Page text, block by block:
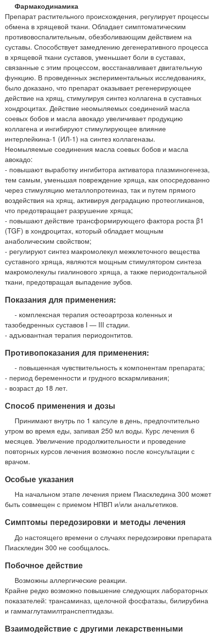
Фармакодинамика
Препарат растительного происхождения, регулирует процессы
обмена в хрящевой ткани. Обладает симптоматическим
противовоспалительным, обезболивающим действием на
суставы. Способствует замедлению дегенеративного процесса
в хрящевой ткани суставов, уменьшает боли в суставах,
связанные с этим процессом, восстанавливает двигательную
функцию. В проведенных экспериментальных исследованиях,
было доказано, что препарат оказывает регенерирующее
действие на хрящ, стимулируя синтез коллагена в суставных
хондроцитах. Действие неомыляемых соединений масла
соевых бобов и масла авокадо увеличивает продукцию
коллагена и ингибируют стимулирующее влияние
интерлейкина-1 (ИЛ-1) на синтез коллагеназы.
Неомыляемые соединения масла соевых бобов и масла
авокадо:
- повышают выработку ингибитора активатора плазминогенеза,
тем самым, уменьшая повреждение хряща, как опосредованно
через стимуляцию металлопротеиназ, так и путем прямого
воздействия на хрящ, активируя деградацию протеогликанов,
что предотвращает разрушение хряща;
- повышают действие трансформирующего фактора роста β1
(TGF) в хондроцитах, который обладает мощным
анаболическим свойством;
- регулируют синтез макромолекул межклеточного вещества
суставного хряща, являются мощным стимулятором синтеза
макромолекулы гиалинового хряща, а также периодонтальной
ткани, предотвращая выпадение зубов.
Показания для применения:
- комплексная терапия остеоартроза коленных и
тазобедренных суставов I — III стадии.
- адъювантная терапия периодонтитов.
Противопоказания для применения:
- повышенная чувствительность к компонентам препарата;
- период беременности и грудного вскармливания;
- возраст до 18 лет.
Способ применения и дозы
Принимают внутрь по 1 капсуле в день, предпочтительно
утром во время еды, запивая 250 мл воды. Курс лечения 6
месяцев. Увеличение продолжительности и проведение
повторных курсов лечения возможно после консультации с
врачом.
Особые указания
На начальном этапе лечения прием Пиаскледина 300 может
быть совмещен с приемом НПВП и/или анальгетиков.
Симптомы передозировки и методы лечения
До настоящего времени о случаях передозировки препарата
Пиаскледин 300 не сообщалось.
Побочное действие
Возможны аллергические реакции.
Крайне редко возможно повышение следующих лабораторных
показателей: трансаминаз, щелочной фосфатазы, билирубина
и гаммаглутамилтранспептидазы.
Взаимодействие с другими лекарственными